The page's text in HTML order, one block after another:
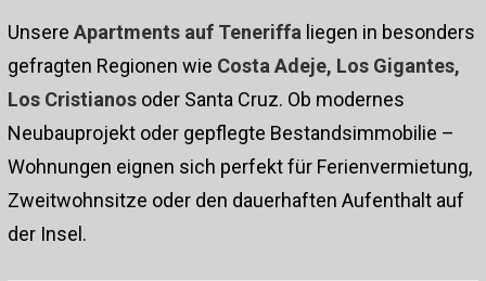
Unsere Apartments auf Teneriffa liegen in besonders
gefragten Regionen wie Costa Adeje, Los Gigantes,
Los Cristianos oder Santa Cruz. Ob modernes
Neubauprojekt oder gepflegte Bestandsimmobilie –
Wohnungen eignen sich perfekt für Ferienvermietung,
Zweitwohnsitze oder den dauerhaften Aufenthalt auf
der Insel.